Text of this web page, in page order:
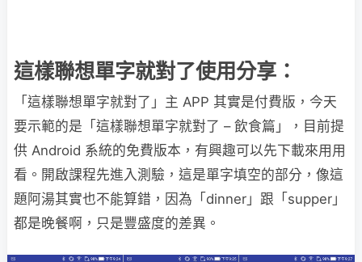
這樣聯想單字就對了使用分享：
「這樣聯想單字就對了」主 APP 其實是付費版，今天
要示範的是「這樣聯想單字就對了 – 飲食篇」，目前提
供 Android 系統的免費版本，有興趣可以先下載來用用
看。開啟課程先進入測驗，這是單字填空的部分，像這
題阿湯其實也不能算錯，因為「dinner」跟「supper」
都是晚餐啊，只是豐盛度的差異。